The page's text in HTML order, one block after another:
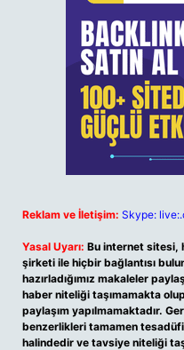
Reklam ve İletişim: Skype:
Yasal Uyarı: Bu internet sitesi,
şirketi ile hiçbir bağlantısı
hazırladığımız makaleler
haber niteliği taşımamakta
paylaşım yapılmamaktadır.
benzerlikleri tamamen
halindedir ve tavsiye niteliği